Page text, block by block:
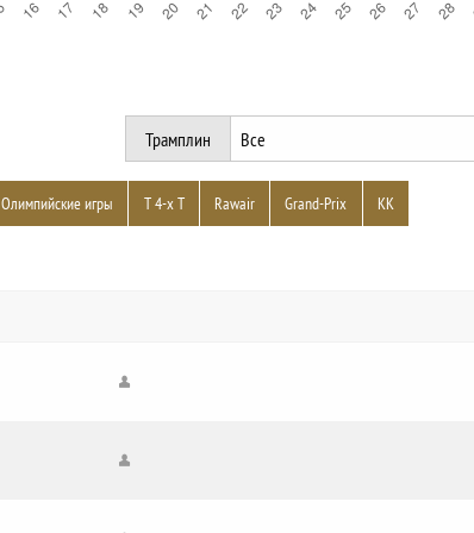
Трамплин
Олимпийские игры Т 4-х Т Rawair Grand-Prix КК